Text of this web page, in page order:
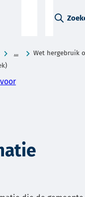
...
Wet hergebruik